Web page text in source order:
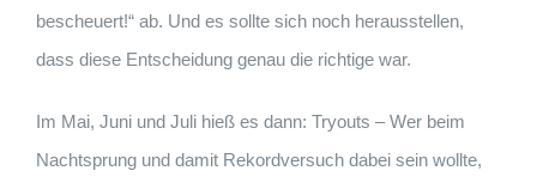
bescheuert!“ ab. Und es sollte sich noch herausstellen,
dass diese Entscheidung genau die richtige war.
Im Mai, Juni und Juli hieß es dann: Tryouts – Wer beim
Nachtsprung und damit Rekordversuch dabei sein wollte,